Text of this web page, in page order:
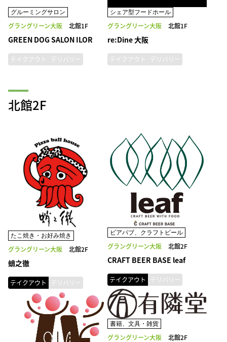
グルーミングサロン
グラングリーン大阪 北館1F
GREEN DOG SALON ILOR
テイクアウト デリバリー
シェア型フードホール
グラングリーン大阪 北館1F
re:Dine 大阪
テイクアウト デリバリー
北館2F
たこ焼き・お好み焼き
グラングリーン大阪 北館2F
蛸之徹
テイクアウト デリバリー
ビアパブ、クラフトビール
グラングリーン大阪 北館2F
CRAFT BEER BASE leaf
テイクアウト デリバリー
書籍、文具・雑貨
グラングリーン大阪 北館2F